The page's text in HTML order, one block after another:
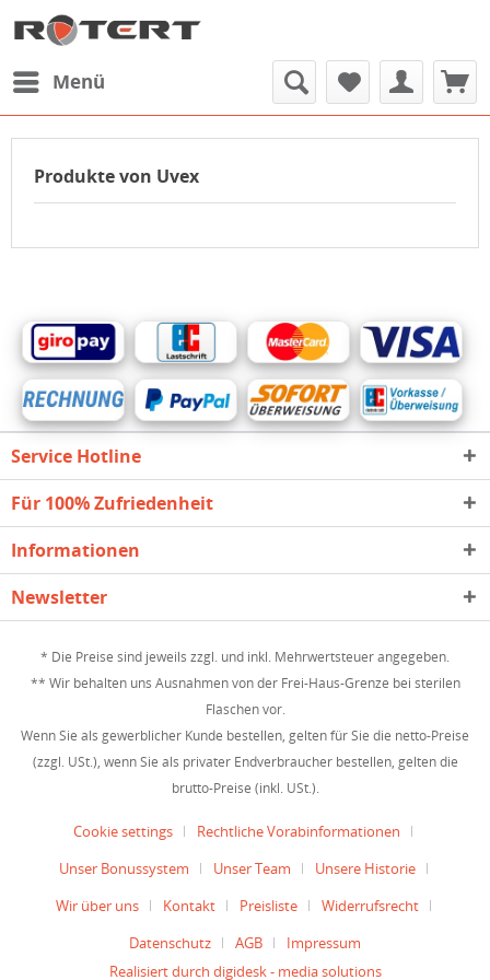
Menü
Produkte von Uvex
Service Hotline
Für 100% Zufriedenheit
Informationen
Newsletter
* Die Preise sind jeweils zzgl. und inkl. Mehrwertsteuer angegeben.
** Wir behalten uns Ausnahmen von der Frei-Haus-Grenze bei sterilen
Flaschen vor.
Wenn Sie als gewerblicher Kunde bestellen, gelten für Sie die netto-Preise
(zzgl. USt.), wenn Sie als privater Endverbraucher bestellen, gelten die
brutto-Preise (inkl. USt.).
Cookie settings
Rechtliche Vorabinformationen
Unser Bonussystem
Unser Team
Unsere Historie
Wir über uns
Kontakt Preisliste
Widerrufsrecht
Datenschutz
AGB
Impressum
Realisiert durch digidesk - media solutions